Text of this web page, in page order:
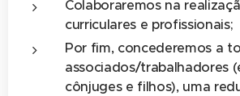
Colaboraremos na
curriculares e profissionais;
Por fim, concederemos a
associados/trabalhadores
cônjuges e filhos), uma